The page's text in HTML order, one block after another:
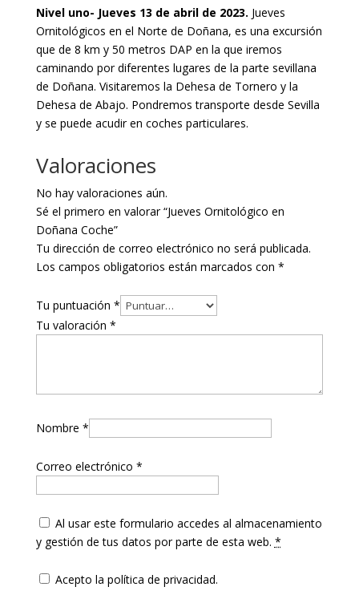
Nivel uno- Jueves 13 de abril de 2023. Jueves
Ornitológicos en el Norte de Doñana, es una excursión
que de 8 km y 50 metros DAP en la que iremos
caminando por diferentes lugares de la parte sevillana
de Doñana. Visitaremos la Dehesa de Tornero y la
Dehesa de Abajo. Pondremos transporte desde Sevilla
y se puede acudir en coches particulares.
Valoraciones
No hay valoraciones aún.
Sé el primero en valorar “Jueves Ornitológico en
Doñana Coche”
Tu dirección de correo electrónico no será publicada.
Los campos obligatorios están marcados con *
Tu puntuación *
Tu valoración *
Nombre *
Correo electrónico *
Al usar este formulario accedes al almacenamiento
y gestión de tus datos por parte de esta web. *
Acepto la política de privacidad.